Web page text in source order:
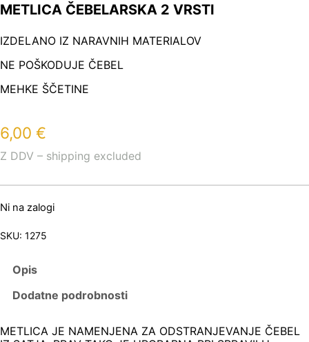
METLICA ČEBELARSKA 2 VRSTI
IZDELANO IZ NARAVNIH MATERIALOV
NE POŠKODUJE ČEBEL
MEHKE ŠČETINE
6,00 €
Z DDV – shipping excluded
Ni na zalogi
SKU: 1275
Opis
Dodatne podrobnosti
METLICA JE NAMENJENA ZA ODSTRANJEVANJE ČEBEL